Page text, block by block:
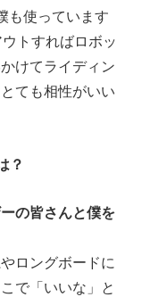
も使っています
トすればロボッ
けてライディン
ても相性がいい
？
の皆さんと僕を
ロングボードに
で「いいな」と